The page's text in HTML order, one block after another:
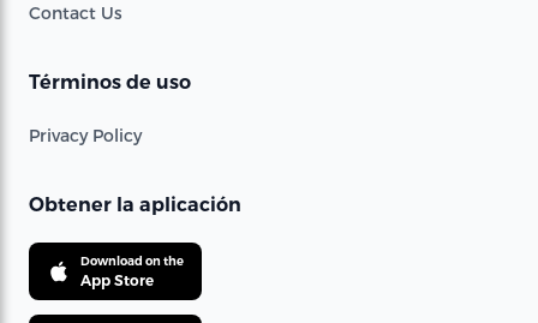
Contact Us
Términos de uso
Privacy Policy
Obtener la aplicación
Download on the
App Store